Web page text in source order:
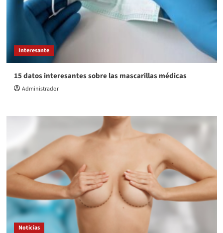
Interesante
15 datos interesantes sobre las mascarillas médicas
Administrador
Noticias